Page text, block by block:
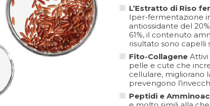
L’Estratto di Riso
Iper-fermentazione
antiossidante del
61%, il contenuto
risultato sono capelli
Fito-CollageneAttivi
pelle e cute che
cellulare, migliorano
prevengono
Peptidi e